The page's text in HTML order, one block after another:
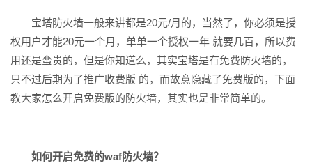
宝塔防火墙一般来讲都是20元/月的，当然了，你必须是授
权用户才能20元一个月，单单一个授权一年 就要几百，所以费
用还是蛮贵的，但是你知道么，其实宝塔是有免费防火墙的，
只不过后期为了推广收费版 的，而故意隐藏了免费版的，下面
教大家怎么开启免费版的防火墙，其实也是非常简单的。
如何开启免费的waf防火墙？